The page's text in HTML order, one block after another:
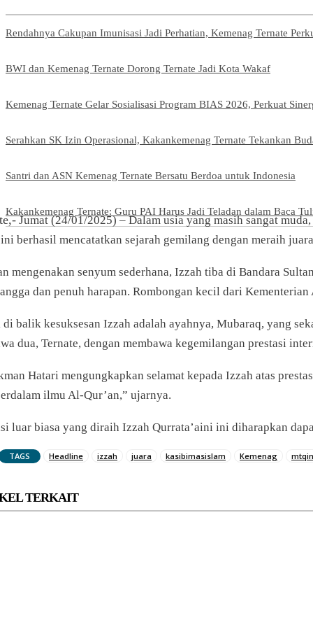
Rendahnya Cakupan Imunisasi Jadi Perhatian, Kemenag Ternate
BWI dan Kemenag Ternate Dorong Ternate Jadi Kota Wakaf
Kemenag Ternate Gelar Sosialisasi Program BIAS 2026, Perkuat
Serahkan SK Izin Operasional, Kakankemenag Ternate Tekankan
Santri dan ASN Kemenag Ternate Bersatu Berdoa untuk Indonesia
Kakankemenag Ternate: Guru PAI Harus Jadi Teladan dalam Baca
Jumat (24/01/2025) – Dalam usia yang masih sangat
berhasil mencatatkan sejarah gemilang dengan meraih
mengenakan senyum sederhana, Izzah tiba di Bandara
dan penuh harapan. Rombongan kecil dari
di balik kesuksesan Izzah adalah ayahnya, Mubaraq, yang
dua, Ternate, dengan membawa kegemilangan prestasi
Hatari mengungkapkan selamat kepada Izzah atas
ilmu Al-Qur’an,” ujarnya.
luar biasa yang diraih Izzah Qurrata’aini ini diharapkan
TAGS Headline izzah juara kasibimasislam Kemenag
TERKAIT